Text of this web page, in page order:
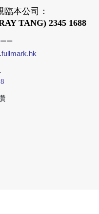
本公司：
TANG) 2345 1688